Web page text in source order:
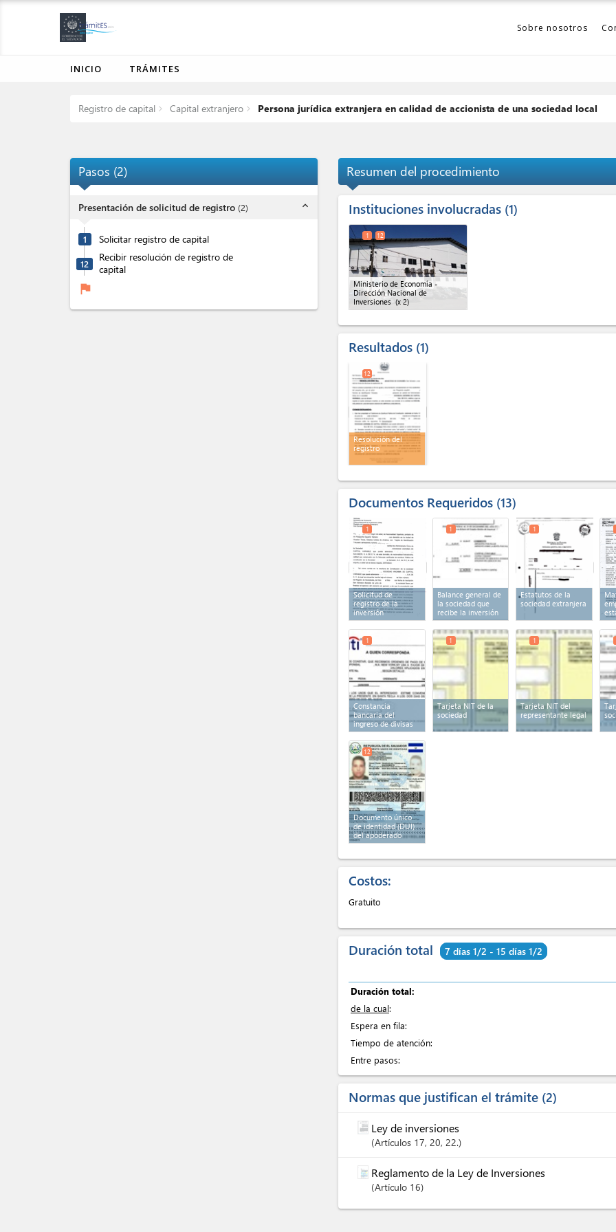
Sobre nosotros
INICIO TRÁMITES
Registro de capital Capital extranjero Persona jurídica extranjera en calidad de accionista de una sociedad local
Pasos (2)
Presentación de solicitud de registro (2) expand_less
1 Solicitar registro de capital
12
Recibir resolución de registro de
capital
flag
Resumen del procedimiento
Instituciones involucradas 1
Ministerio de Economía -
Dirección Nacional de
Inversiones (x 2)
1 12
Resultados 1
Resolución del
registro
12
Documentos Requeridos 13
Solicitud de
registro de la
inversión
1
Balance general de
la sociedad que
recibe la inversión
1
Estatutos de la
sociedad extranjera
1
Constancia
bancaria del
ingreso de divisas
1
Tarjeta NIT de la
sociedad
1
Tarjeta NIT del
representante legal
1
Documento único
de identidad (DUI)
del apoderado
12
Costos:
Gratuito
Duración total 7 días 1/2 - 15 días 1/2
Duración total:
de la cual:
Espera en fila:
Tiempo de atención:
Entre pasos:
Normas que justifican el trámite 2
Ley de inversiones
Artículos 17, 20, 22.
Reglamento de la Ley de Inversiones
Artículo 16